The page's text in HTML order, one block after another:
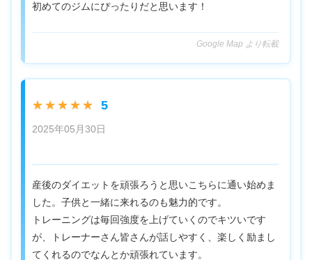
初めてのジムにぴったりだと思います！
Google Map より転載
★★★★★ 5
2025年05月30日
産後のダイエットを頑張ろうと思いこちらに通い始めま
した。子供と一緒に来れるのも魅力的です。
トレーニングは毎回強度を上げていくのでキツいです
が、トレーナーさん皆さんが話しやすく、楽しく励まし
てくれるのでなんとか頑張れています。